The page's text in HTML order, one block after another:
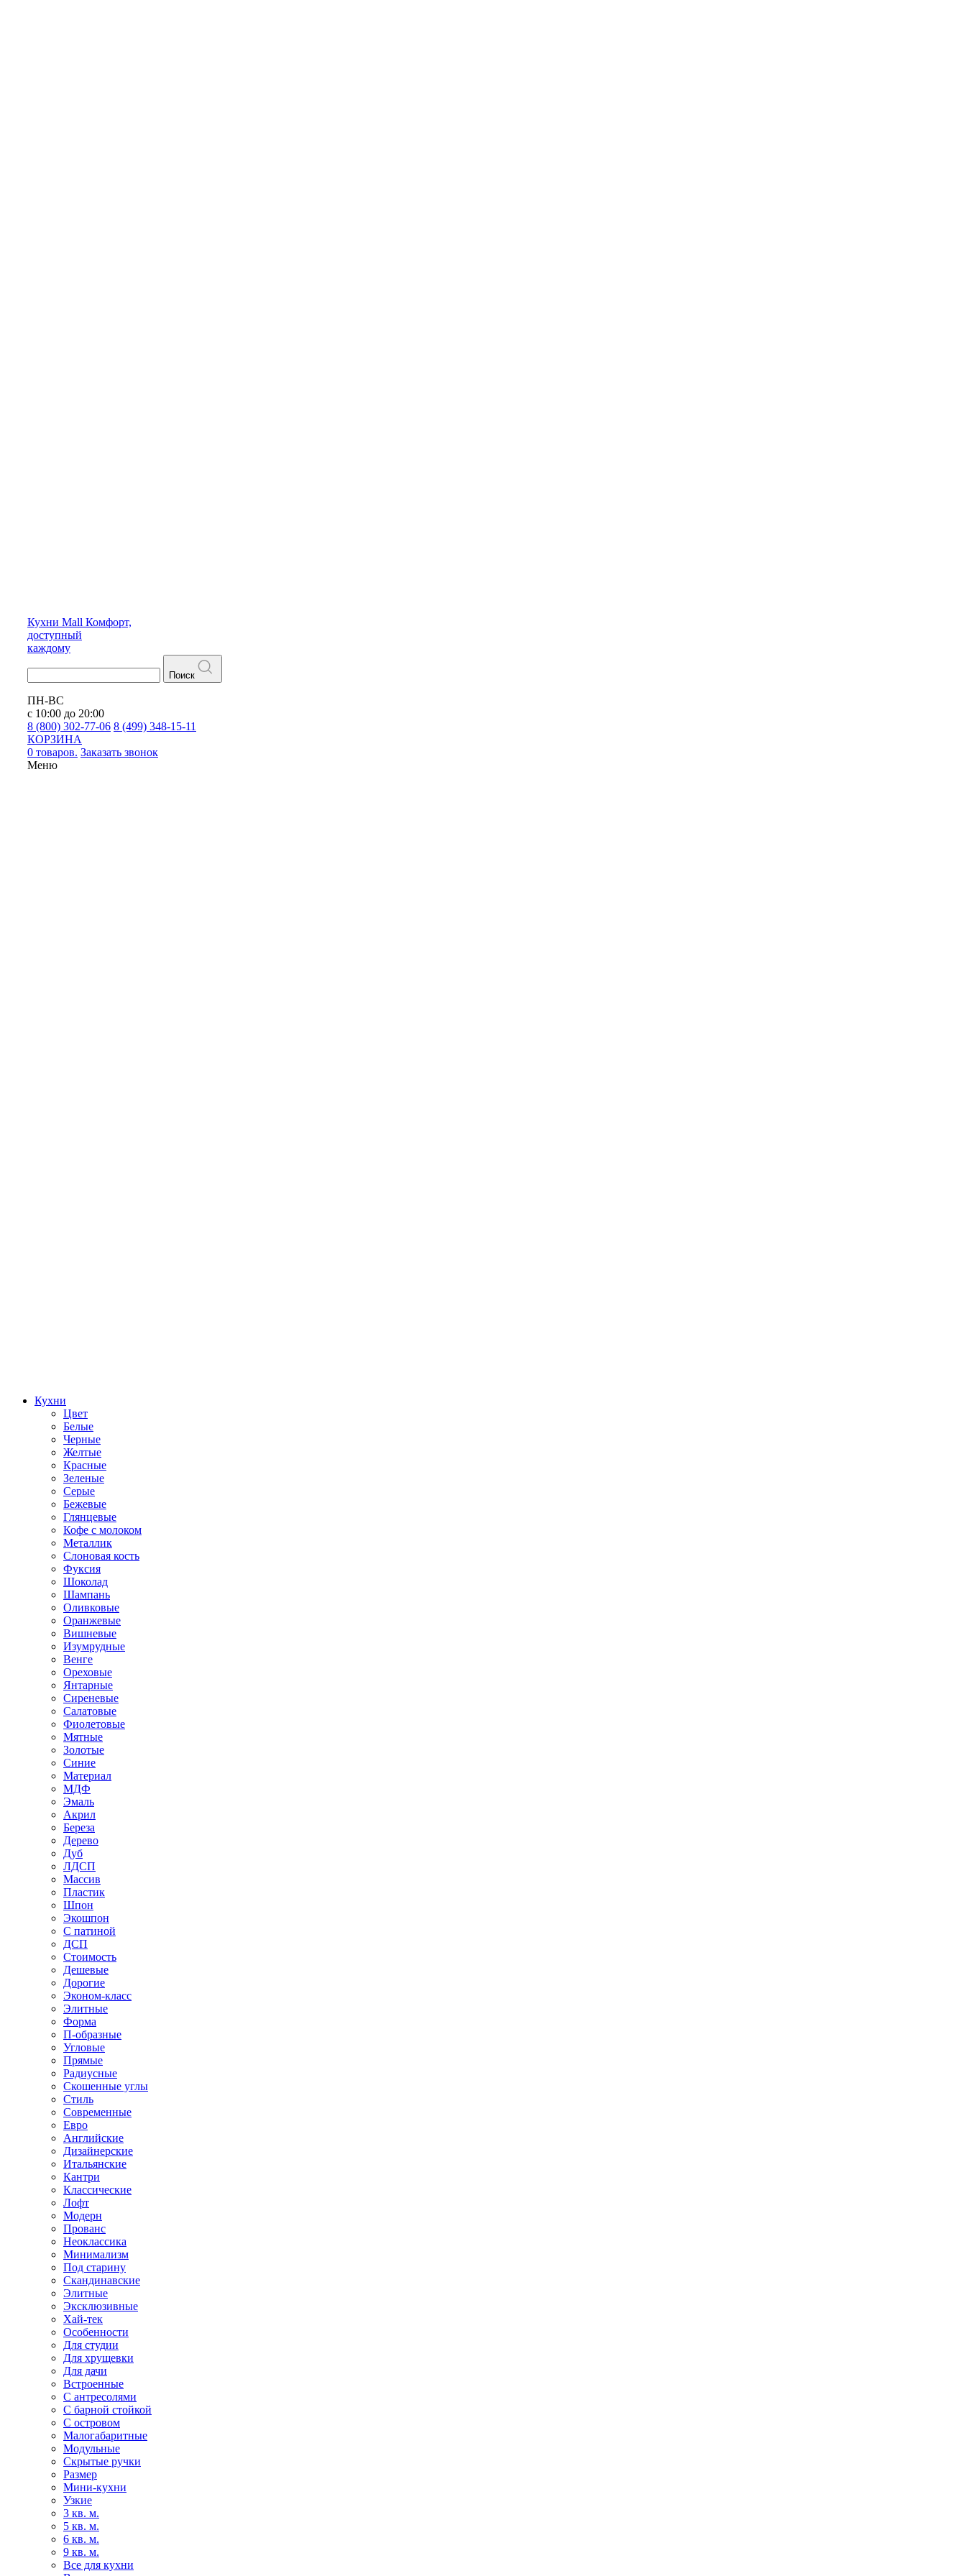
Кухни Mall Комфорт,
доступный
каждому
Поиск
ПН-ВС
с 10:00 до 20:00
8 (800) 302-77-06 8 (499) 348-15-11
КОРЗИНА
0 товаров. Заказать звонок
Меню
Кухни
Цвет
Белые
Черные
Желтые
Красные
Зеленые
Серые
Бежевые
Глянцевые
Кофе с молоком
Металлик
Слоновая кость
Фуксия
Шоколад
Шампань
Оливковые
Оранжевые
Вишневые
Изумрудные
Венге
Ореховые
Янтарные
Сиреневые
Салатовые
Фиолетовые
Мятные
Золотые
Синие
Материал
МДФ
Эмаль
Акрил
Береза
Дерево
Дуб
ЛДСП
Массив
Пластик
Шпон
Экошпон
С патиной
ДСП
Стоимость
Дешевые
Дорогие
Эконом-класс
Элитные
Форма
П-образные
Угловые
Прямые
Радиусные
Скошенные углы
Стиль
Современные
Евро
Английские
Дизайнерские
Итальянские
Кантри
Классические
Лофт
Модерн
Прованс
Неоклассика
Минимализм
Под старину
Скандинавские
Элитные
Эксклюзивные
Хай-тек
Особенности
Для студии
Для хрущевки
Для дачи
Встроенные
С антресолями
С барной стойкой
С островом
Малогабаритные
Модульные
Скрытые ручки
Размер
Мини-кухни
Узкие
3 кв. м.
5 кв. м.
6 кв. м.
9 кв. м.
Все для кухни